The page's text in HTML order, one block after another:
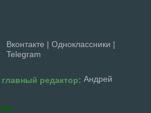
Вконтакте | Одноклассники |
Telegram
редактор: Андрей